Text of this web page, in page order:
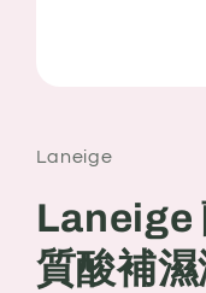
in
modal
Laneige
Laneige
質酸補